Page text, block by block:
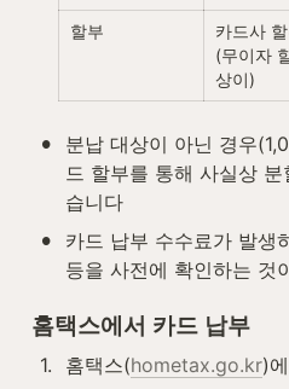
할부
카드사
(무이자
상이)
•
분납 대상이 아닌 경우
드 할부를 통해 사실상
습니다
•
카드 납부 수수료가 발생
등을 사전에 확인하는 것
홈택스에서 카드 납부
1. 홈택스(hometax.go.kr)